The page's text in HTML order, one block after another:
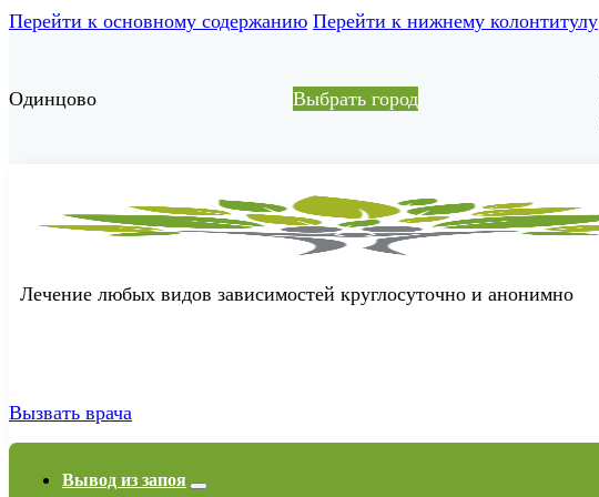
Перейти к основному содержанию Перейти к нижнему колонтитулу
Одинцово Выбрать город
Лечение любых видов зависимостей круглосуточно и анонимно
Вызвать врача
Вывод из запоя